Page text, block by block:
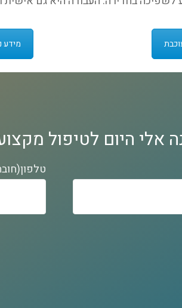
מידע
היום לטיפול